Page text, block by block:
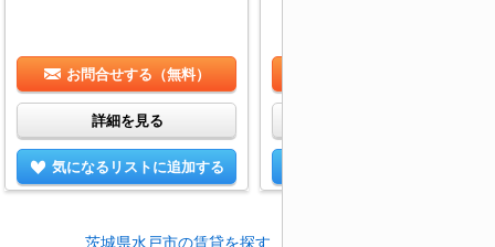
お問合せする（無料）
詳細を見る
気になるリストに追加する
茨城県水戸市の賃貸を探す